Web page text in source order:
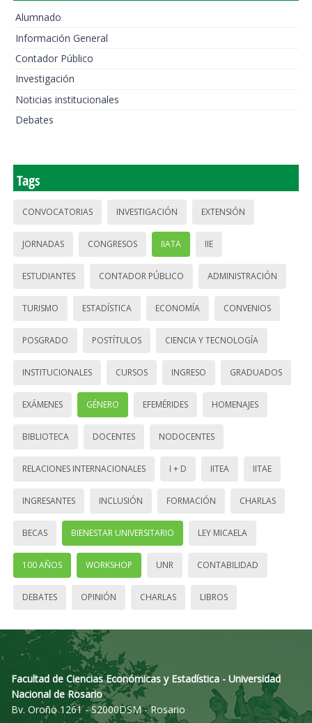
Alumnado
Información General
Contador Público
Investigación
Noticias institucionales
Debates
Tags
CONVOCATORIAS INVESTIGACIÓN EXTENSIÓN
JORNADAS CONGRESOS IIATA IIE
ESTUDIANTES CONTADOR PÚBLICO ADMINISTRACIÓN
TURISMO ESTADÍSTICA ECONOMÍA CONVENIOS
POSGRADO POSTÍTULOS CIENCIA Y TECNOLOGÍA
INSTITUCIONALES CURSOS INGRESO GRADUADOS
EXÁMENES GÉNERO EFEMÉRIDES HOMENAJES
BIBLIOTECA DOCENTES NODOCENTES
RELACIONES INTERNACIONALES I + D IITEA IITAE
INGRESANTES INCLUSIÓN FORMACIÓN CHARLAS
BECAS BIENESTAR UNIVERSITARIO LEY MICAELA
100 AÑOS WORKSHOP UNR CONTABILIDAD
DEBATES OPINIÓN CHARLAS LIBROS
Facultad de Ciencias Económicas y Estadística - Universidad
Nacional de Rosario
Bv. Oroño 1261 - S2000DSM - Rosario